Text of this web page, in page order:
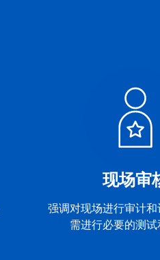
现场审
强调对现场进行审计
需进行必要的测试